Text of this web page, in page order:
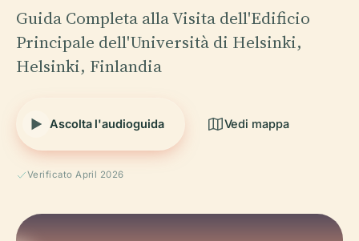
Guida Completa alla Visita dell'Edificio
Principale dell'Università di Helsinki,
Helsinki, Finlandia
Ascolta l'audioguida Vedi mappa
Verificato April 2026